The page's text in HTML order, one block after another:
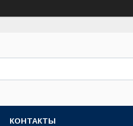
КОНТАКТЫ